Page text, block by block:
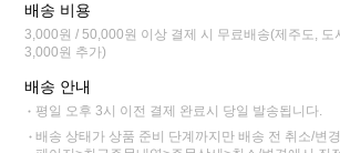
배송 비용
3,000원 / 50,000원 이상 결제 시 무료배송(제주도, 도
3,000원 추가)
배송 안내
평일 오후 3시 이전 결제 완료시 당일 발송됩니다.
배송 상태가 상품 준비 단계까지만 배송 전 취소/변